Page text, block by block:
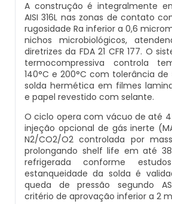
Pesadora De Pão
Seladora Automática Com
Pesadora De Salgados
Balança Multicabeçote
Pesadora Para Biscoito De
Seladora Rotativa
Datador Para Empacotadora
Datador De Tampas
Datador Para Plástico
Datador Para Embalagem
Datador Elétrico
Datador Para Sacos Plasticos
Comprar Datador
A construção é integralmente
AISI 316L nas zonas de contato
rugosidade Ra inferior a 0,6
nichos microbiológicos,
diretrizes da FDA 21 CFR 177. O
termocompressiva controla
140°C e 200°C com tolerância de
solda hermética em filmes
e papel revestido com selante.
O ciclo opera com vácuo de até
injeção opcional de gás inerte
N2/CO2/O2 controlada por
prolongando shelf life em até
refrigerada conforme
estanqueidade da solda é
queda de pressão segundo
critério de aprovação inferior a 2